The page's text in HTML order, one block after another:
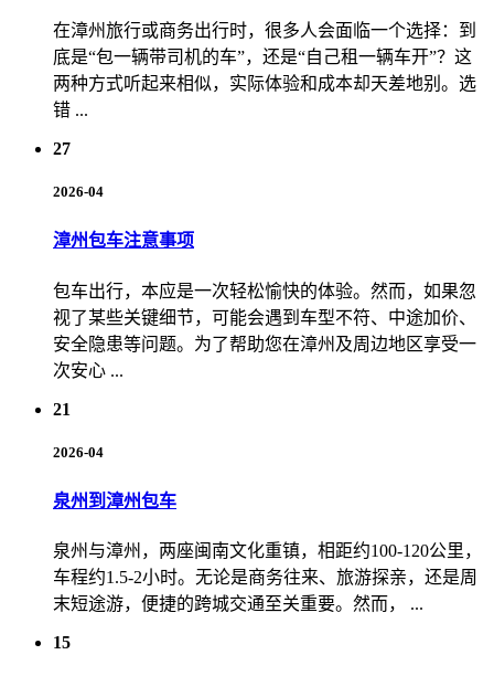
在漳州旅行或商务出行时，很多人会面临一个选择：到
底是“包一辆带司机的车”，还是“自己租一辆车开”？这
两种方式听起来相似，实际体验和成本却天差地别。选
错 ...
27
2026-04
漳州包车注意事项
包车出行，本应是一次轻松愉快的体验。然而，如果忽
视了某些关键细节，可能会遇到车型不符、中途加价、
安全隐患等问题。为了帮助您在漳州及周边地区享受一
次安心 ...
21
2026-04
泉州到漳州包车
泉州与漳州，两座闽南文化重镇，相距约100-120公里，
车程约1.5-2小时。无论是商务往来、旅游探亲，还是周
末短途游，便捷的跨城交通至关重要。然而， ...
15